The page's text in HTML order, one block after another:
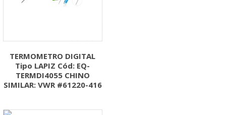
TERMOMETRO DIGITAL
Tipo LAPIZ Cód: EQ-
TERMDI4055 CHINO
SIMILAR: VWR #61220-416